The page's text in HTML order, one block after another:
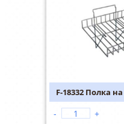
F-18332 Полка
- +